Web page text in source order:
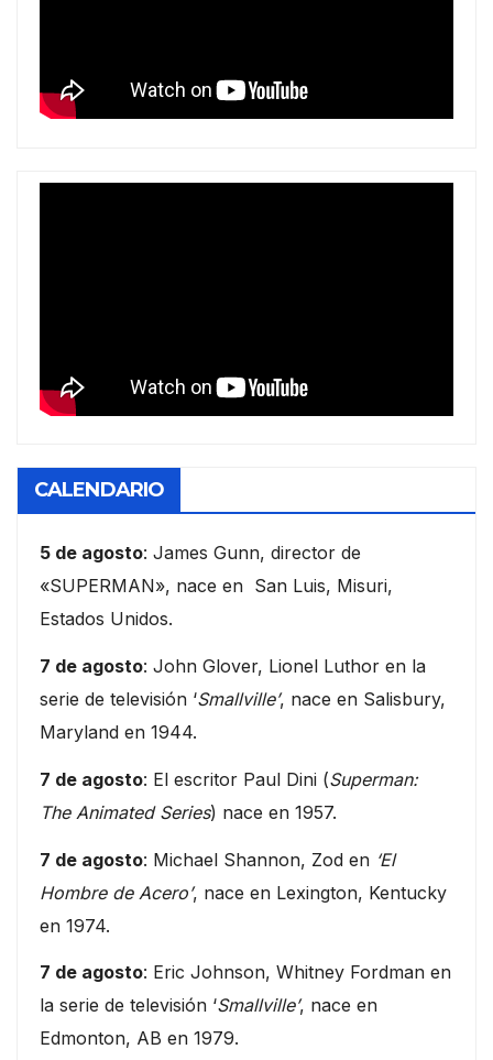
CALENDARIO
5 de agosto: James Gunn, director de
«SUPERMAN», nace en San Luis, Misuri,
Estados Unidos.
7 de agosto: John Glover, Lionel Luthor en la
serie de televisión ‘Smallville’, nace en Salisbury,
Maryland en 1944.
7 de agosto: El escritor Paul Dini (Superman:
The Animated Series) nace en 1957.
7 de agosto: Michael Shannon, Zod en ‘El
Hombre de Acero’, nace en Lexington, Kentucky
en 1974.
7 de agosto: Eric Johnson, Whitney Fordman en
la serie de televisión ‘Smallville’, nace en
Edmonton, AB en 1979.